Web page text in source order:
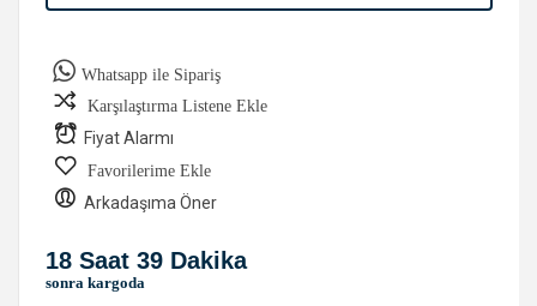
Whatsapp ile Sipariş
Karşılaştırma Listene Ekle
Fiyat Alarmı
Favorilerime Ekle
Arkadaşıma Öner
18 Saat 39 Dakika
sonra kargoda